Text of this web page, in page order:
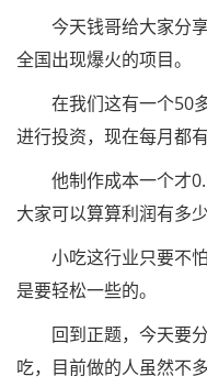
今天钱哥给大家分享
全国出现爆火的项目。
在我们这有一个50多
进行投资，现在每月都
他制作成本一个才0.5
大家可以算算利润有多少
小吃这行业只要不怕
是要轻松一些的。
回到正题，今天要分
吃，目前做的人虽然不